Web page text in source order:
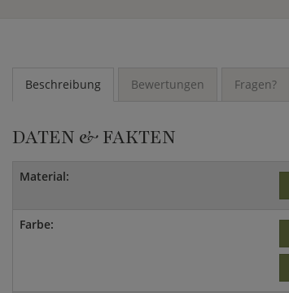
Beschreibung Bewertungen Fragen?
DATEN & FAKTEN
Material:
Farbe: